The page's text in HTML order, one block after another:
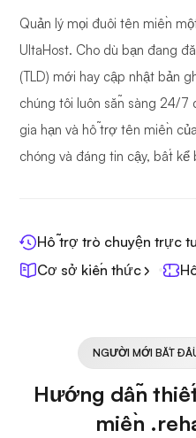
Quản lý mọi đuôi tên miền
UltaHost. Cho dù bạn đang
(TLD) mới hay cập nhật bản
chúng tôi luôn sẵn sàng 24/
gia hạn và hỗ trợ tên miền
chóng và đáng tin cậy, bất
Hỗ trợ trò chuyện trực
Cơ sở kiến thức
NGƯỜI MỚI BẮT
Hướng dẫn
miền